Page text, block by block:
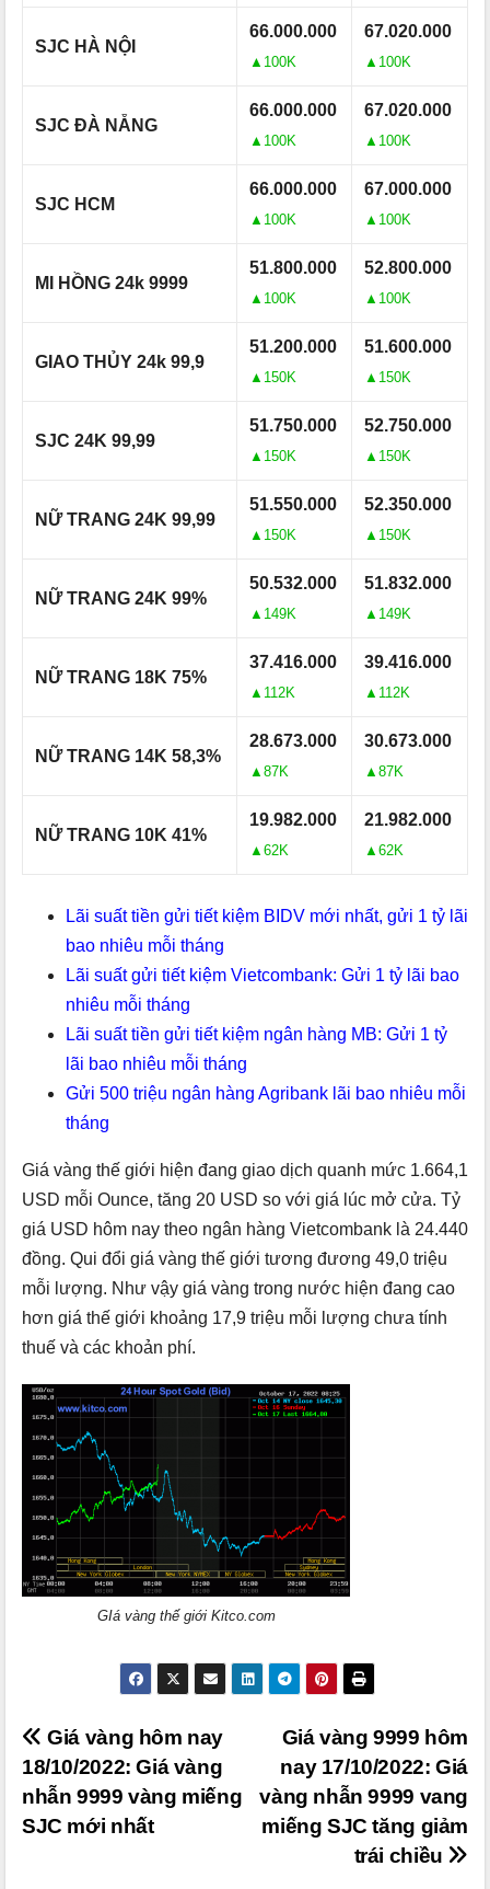
SJC HÀ NỘI
66.000.000
▲100K
67.020.000
▲100K
SJC ĐÀ NẴNG
66.000.000
▲100K
67.020.000
▲100K
SJC HCM
66.000.000
▲100K
67.000.000
▲100K
MI HỒNG 24k 9999
51.800.000
▲100K
52.800.000
▲100K
GIAO THỦY 24k 99,9
51.200.000
▲150K
51.600.000
▲150K
SJC 24K 99,99
51.750.000
▲150K
52.750.000
▲150K
NỮ TRANG 24K 99,99
51.550.000
▲150K
52.350.000
▲150K
NỮ TRANG 24K 99%
50.532.000
▲149K
51.832.000
▲149K
NỮ TRANG 18K 75%
37.416.000
▲112K
39.416.000
▲112K
NỮ TRANG 14K 58,3%
28.673.000
▲87K
30.673.000
▲87K
NỮ TRANG 10K 41%
19.982.000
▲62K
21.982.000
▲62K
Lãi suất tiền gửi tiết kiệm BIDV mới nhất, gửi 1 tỷ lãi
bao nhiêu mỗi tháng
Lãi suất gửi tiết kiệm Vietcombank: Gửi 1 tỷ lãi bao
nhiêu mỗi tháng
Lãi suất tiền gửi tiết kiệm ngân hàng MB: Gửi 1 tỷ
lãi bao nhiêu mỗi tháng
Gửi 500 triệu ngân hàng Agribank lãi bao nhiêu mỗi
tháng
Giá vàng thế giới hiện đang giao dịch quanh mức 1.664,1
USD mỗi Ounce, tăng 20 USD so với giá lúc mở cửa. Tỷ
giá USD hôm nay theo ngân hàng Vietcombank là 24.440
đồng. Qui đổi giá vàng thế giới tương đương 49,0 triệu
mỗi lượng. Như vậy giá vàng trong nước hiện đang cao
hơn giá thế giới khoảng 17,9 triệu mỗi lượng chưa tính
thuế và các khoản phí.
GIá vàng thế giới Kitco.com
Điều
hướng
bài
viết
Giá vàng 9999 hôm
nay 17/10/2022: Giá
vàng nhẫn 9999 vang
miếng SJC tăng giảm
trái chiều
Giá vàng hôm nay
18/10/2022: Giá vàng
nhẫn 9999 vàng miếng
SJC mới nhất